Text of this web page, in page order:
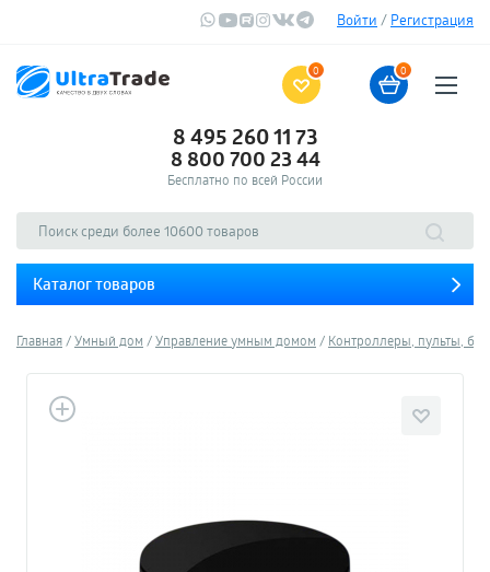
Войти / Регистрация
0 0
8 495 260 11 73
8 800 700 23 44
Бесплатно по всей России
Каталог товаров
Главная Умный дом Управление умным домом Контроллеры, пульты,